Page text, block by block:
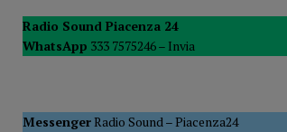
[ 5 Agosto 2026 ] Caldo estremo
Radio Sound Piacenza 24
WhatsApp 333 7575246 – Invia
MessengerRadio Sound–Piacenza24